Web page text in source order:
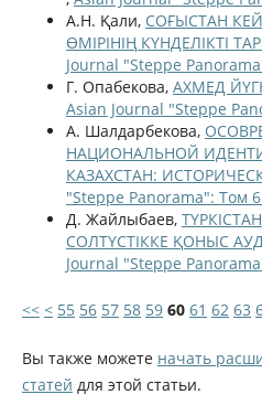
А.Н. Қали, СОҒЫСТАН
ӨМІРІНІҢ КҮНДЕЛІКТІ
Journal "Steppe
Г. Опабекова, АХМЕД
Asian Journal "Steppe
А. Шалдарбекова,
НАЦИОНАЛЬНОЙ
КАЗАХСТАН:
"Steppe Panorama": Том
Д. Жайлыбаев,
СОЛТҮСТІККЕ ҚОНЫС
Journal "Steppe
<< < 55 56 57 58 59 60 61 62 63
Вы также можете начать
статей для этой статьи.